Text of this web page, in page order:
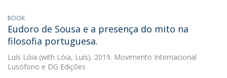
BOOK
Eudoro de Sousa e a presença do mito na
filosofia portuguesa.
Luís Lóia (with Lóia, Luís). 2019. Movimento Internacional
Lusófono e DG Edições